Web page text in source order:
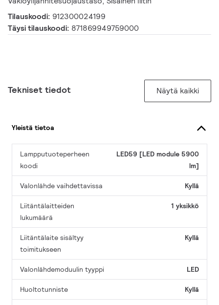
Tilauskoodi: 912300024199
Täysi tilauskoodi: 871869949759000
Tekniset tiedot Näytä kaikki
Yleistä tietoa
Lampputuoteperheen
koodi
LED59 [LED module 5900
lm]
Valonlähde vaihdettavissa Kyllä
Liitäntälaitteiden
lukumäärä
1 yksikkö
Liitäntälaite sisältyy
toimitukseen
Kyllä
Valonlähdemoduulin tyyppi LED
Huoltotunniste Kyllä